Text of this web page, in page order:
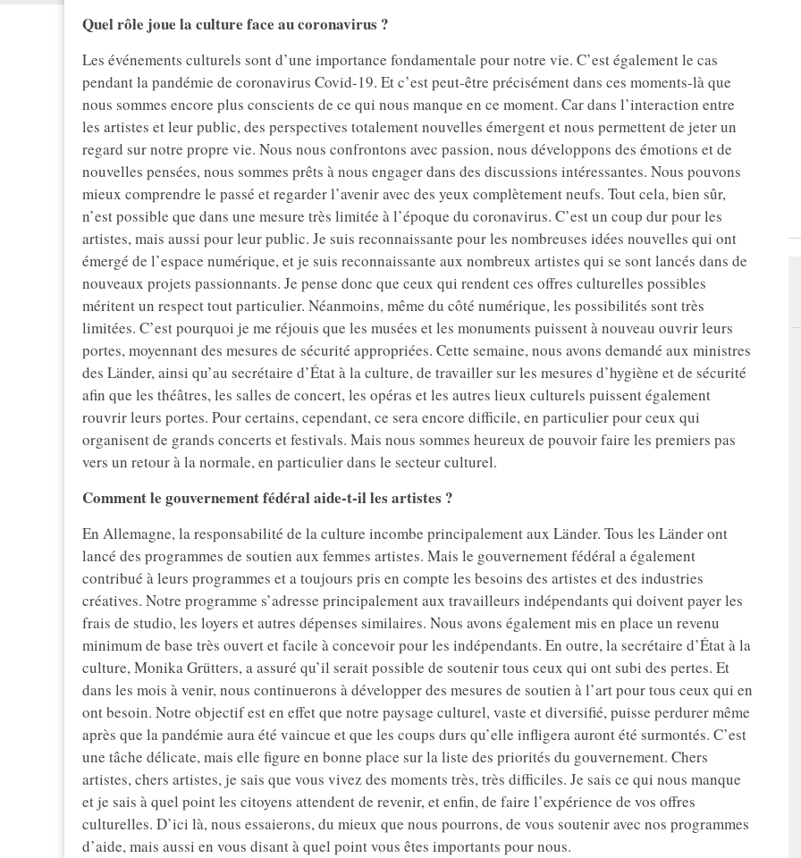
Quel rôle joue la culture face au coronavirus ?
Les événements culturels sont d’une importance fondamentale pour notre vie. C’est également le cas
pendant la pandémie de coronavirus Covid-19. Et c’est peut-être précisément dans ces moments-là que
nous sommes encore plus conscients de ce qui nous manque en ce moment. Car dans l’interaction entre
les artistes et leur public, des perspectives totalement nouvelles émergent et nous permettent de jeter un
regard sur notre propre vie. Nous nous confrontons avec passion, nous développons des émotions et de
nouvelles pensées, nous sommes prêts à nous engager dans des discussions intéressantes. Nous pouvons
mieux comprendre le passé et regarder l’avenir avec des yeux complètement neufs. Tout cela, bien sûr,
n’est possible que dans une mesure très limitée à l’époque du coronavirus. C’est un coup dur pour les
artistes, mais aussi pour leur public. Je suis reconnaissante pour les nombreuses idées nouvelles qui ont
émergé de l’espace numérique, et je suis reconnaissante aux nombreux artistes qui se sont lancés dans de
nouveaux projets passionnants. Je pense donc que ceux qui rendent ces offres culturelles possibles
méritent un respect tout particulier. Néanmoins, même du côté numérique, les possibilités sont très
limitées. C’est pourquoi je me réjouis que les musées et les monuments puissent à nouveau ouvrir leurs
portes, moyennant des mesures de sécurité appropriées. Cette semaine, nous avons demandé aux ministres
des Länder, ainsi qu’au secrétaire d’État à la culture, de travailler sur les mesures d’hygiène et de sécurité
afin que les théâtres, les salles de concert, les opéras et les autres lieux culturels puissent également
rouvrir leurs portes. Pour certains, cependant, ce sera encore difficile, en particulier pour ceux qui
organisent de grands concerts et festivals. Mais nous sommes heureux de pouvoir faire les premiers pas
vers un retour à la normale, en particulier dans le secteur culturel.
Comment le gouvernement fédéral aide-t-il les artistes ?
En Allemagne, la responsabilité de la culture incombe principalement aux Länder. Tous les Länder ont
lancé des programmes de soutien aux femmes artistes. Mais le gouvernement fédéral a également
contribué à leurs programmes et a toujours pris en compte les besoins des artistes et des industries
créatives. Notre programme s’adresse principalement aux travailleurs indépendants qui doivent payer les
frais de studio, les loyers et autres dépenses similaires. Nous avons également mis en place un revenu
minimum de base très ouvert et facile à concevoir pour les indépendants. En outre, la secrétaire d’État à la
culture, Monika Grütters, a assuré qu’il serait possible de soutenir tous ceux qui ont subi des pertes. Et
dans les mois à venir, nous continuerons à développer des mesures de soutien à l’art pour tous ceux qui en
ont besoin. Notre objectif est en effet que notre paysage culturel, vaste et diversifié, puisse perdurer même
après que la pandémie aura été vaincue et que les coups durs qu’elle infligera auront été surmontés. C’est
une tâche délicate, mais elle figure en bonne place sur la liste des priorités du gouvernement. Chers
artistes, chers artistes, je sais que vous vivez des moments très, très difficiles. Je sais ce qui nous manque
et je sais à quel point les citoyens attendent de revenir, et enfin, de faire l’expérience de vos offres
culturelles. D’ici là, nous essaierons, du mieux que nous pourrons, de vous soutenir avec nos programmes
d’aide, mais aussi en vous disant à quel point vous êtes importants pour nous.